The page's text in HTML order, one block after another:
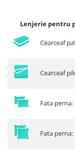
Lenjerie pentru
Cearceaf
Cearceaf
Fata perna:
Fata perna: